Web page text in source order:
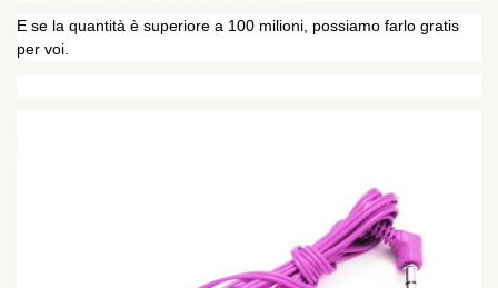
E se la quantità è superiore a 100 milioni, possiamo farlo gratis
per voi.